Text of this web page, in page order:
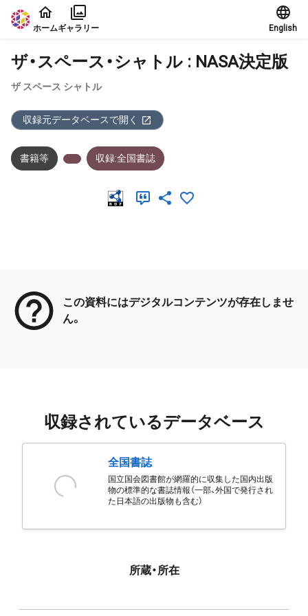
本文に飛ぶ
ホームギャラリー English
ザ・スペース・シャトル : NASA決定版
ザ スペース シャトル
収録元データベースで開く
書籍等 収録:全国書誌
この資料にはデジタルコンテンツが存在しませ
ん。
収録されているデータベース
全国書誌
国立国会図書館が網羅的に収集した国内出版
物の標準的な書誌情報（一部、外国で発行され
た日本語の出版物も含む）
所蔵・所在